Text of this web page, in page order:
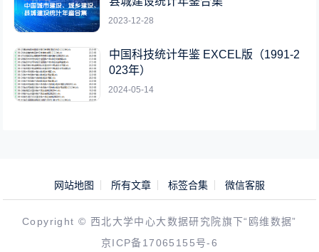
2023-12-28
中国科技统计年鉴 EXCEL版（1991-2
023年）
2024-05-14
网站地图 所有文章 标签合集 微信客服
Copyright © 西北大学中心大数据研究院旗下“鸥维数据”
京ICP备17065155号-6